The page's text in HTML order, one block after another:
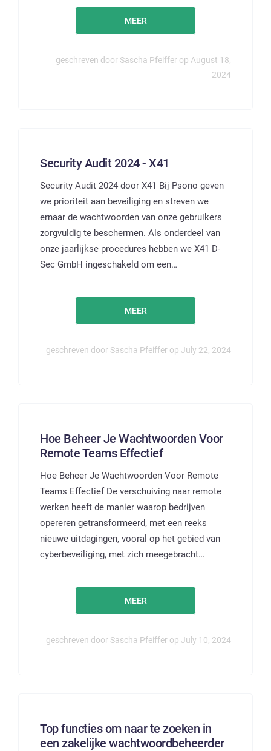
MEER
geschreven door Sascha Pfeiffer op August 18,
2024
Security Audit 2024 - X41
Security Audit 2024 door X41 Bij Psono geven
we prioriteit aan beveiliging en streven we
ernaar de wachtwoorden van onze gebruikers
zorgvuldig te beschermen. Als onderdeel van
onze jaarlijkse procedures hebben we X41 D-
Sec GmbH ingeschakeld om een…
MEER
geschreven door Sascha Pfeiffer op July 22, 2024
Hoe Beheer Je Wachtwoorden Voor
Remote Teams Effectief
Hoe Beheer Je Wachtwoorden Voor Remote
Teams Effectief De verschuiving naar remote
werken heeft de manier waarop bedrijven
opereren getransformeerd, met een reeks
nieuwe uitdagingen, vooral op het gebied van
cyberbeveiliging, met zich meegebracht…
MEER
geschreven door Sascha Pfeiffer op July 10, 2024
Top functies om naar te zoeken in
een zakelijke wachtwoordbeheerder